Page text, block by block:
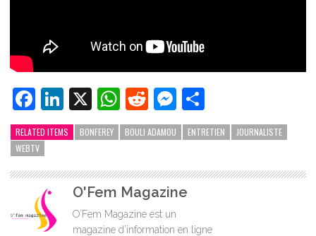
Facebook
LinkedIn
X WhatsApp
RedditMessenger
RELATED ITEMS BONFEREY BOULI ADAMOU ENTRETIEN
JOURNALISTE
WEBTV
O'Fem Magazine
O’Fem Magazine est un
magazine d’information en ligne